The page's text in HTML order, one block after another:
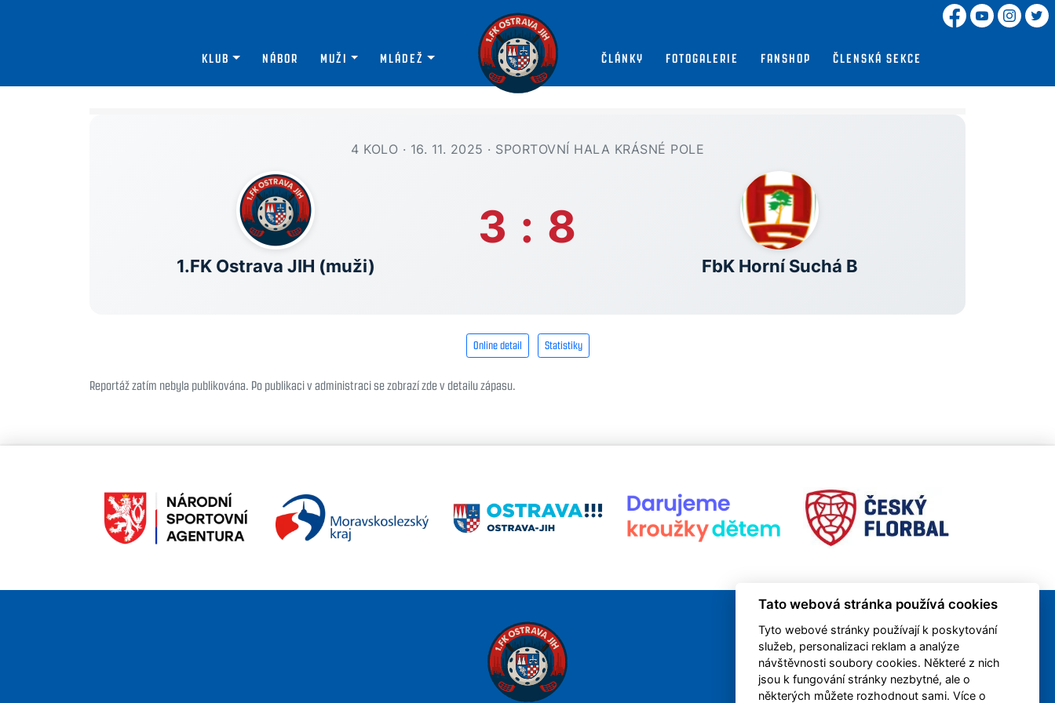
MLÁDEŽ
MUŽI
NÁBOR
KLUB ČLÁNKY FOTOGALERIE FANSHOP ČLENSKÁ SEKCE
4 KOLO · 16. 11. 2025 · SPORTOVNÍ HALA KRÁSNÉ POLE
1.FK Ostrava JIH (muži)
3 : 8
FbK Horní Suchá B
Online detail Statistiky
Reportáž zatím nebyla publikována. Po publikaci v administraci se zobrazí zde v detailu zápasu.
Tato webová stránka používá cookies
Tyto webové stránky používají k poskytování
služeb, personalizaci reklam a analýze
návštěvnosti soubory cookies. Některé z nich
jsou k fungování stránky nezbytné, ale o
některých můžete rozhodnout sami. Více o